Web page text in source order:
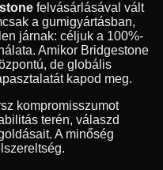
felvásárlásával vált
a gumigyártásban,
járnak: céljuk a 100%-
Amikor Bridgestone
de globális
kapod meg.
kompromisszumot
terén, válaszd
A minőség